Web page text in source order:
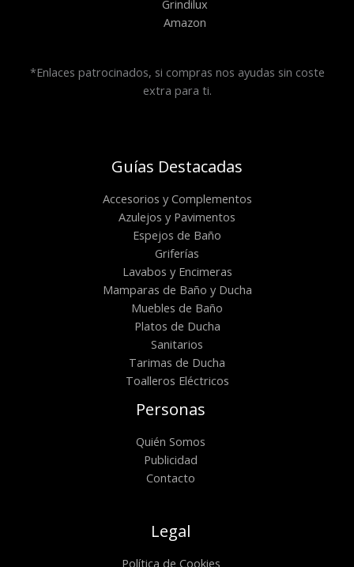
Grindilux
Amazon
*Enlaces patrocinados, si compras nos ayudas sin coste
extra para ti.
Guías Destacadas
Accesorios y Complementos
Azulejos y Pavimentos
Espejos de Baño
Griferías
Lavabos y Encimeras
Mamparas de Baño y Ducha
Muebles de Baño
Platos de Ducha
Sanitarios
Tarimas de Ducha
Toalleros Eléctricos
Personas
Quién Somos
Publicidad
Contacto
Legal
Política de Cookies